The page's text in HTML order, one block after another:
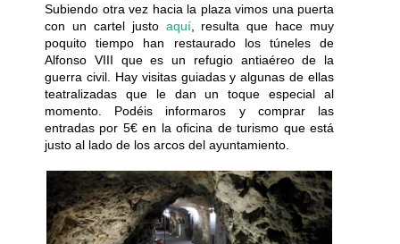
Subiendo otra vez hacia la plaza vimos una puerta
con un cartel justo aquí, resulta que hace muy
poquito tiempo han restaurado los túneles de
Alfonso VIII que es un refugio antiaéreo de la
guerra civil. Hay visitas guiadas y algunas de ellas
teatralizadas que le dan un toque especial al
momento. Podéis informaros y comprar las
entradas por 5€ en la oficina de turismo que está
justo al lado de los arcos del ayuntamiento.